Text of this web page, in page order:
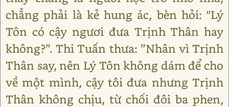
chẳng phải là kẻ hung ác, bèn hỏi: "Lý
Tôn có cậy ngươi đưa Trịnh Thân hay
không?”. Thi Tuấn thưa: ”Nhân vì Trịnh
Thân say, nên Lý Tôn không dám để cho
về một mình, cậy tôi đưa nhưng Trịnh
Thân không chịu, từ chối đôi ba phen,